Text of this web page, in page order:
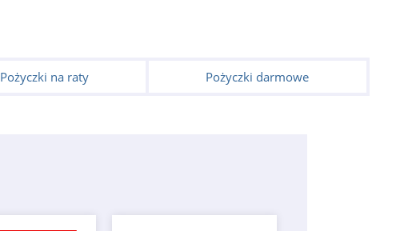
Pożyczki na raty Pożyczki darmowe